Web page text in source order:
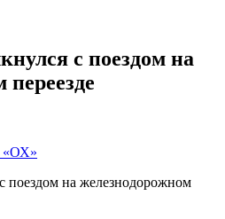
с поездом на
«ОХ»